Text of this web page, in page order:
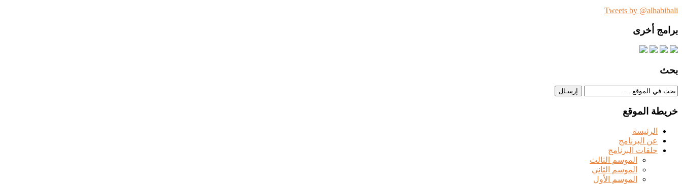
Tweets by @alhabibali
برامج أخرى
بحث
خريطة الموقع
الرئيسة
عن البرنامج
حلقات البرنامج
الموسم الثالث
الموسم الثاني
الموسم الأول